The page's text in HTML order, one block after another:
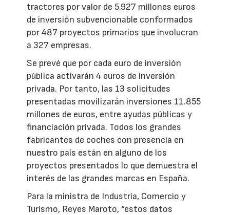
tractores por valor de 5.927 millones euros
de inversión subvencionable conformados
por 487 proyectos primarios que involucran
a 327 empresas.
Se prevé que por cada euro de inversión
pública activarán 4 euros de inversión
privada. Por tanto, las 13 solicitudes
presentadas movilizarán inversiones 11.855
millones de euros, entre ayudas públicas y
financiación privada. Todos los grandes
fabricantes de coches con presencia en
nuestro país están en alguno de los
proyectos presentados lo que demuestra el
interés de las grandes marcas en España.
Para la ministra de Industria, Comercio y
Turismo, Reyes Maroto, “estos datos